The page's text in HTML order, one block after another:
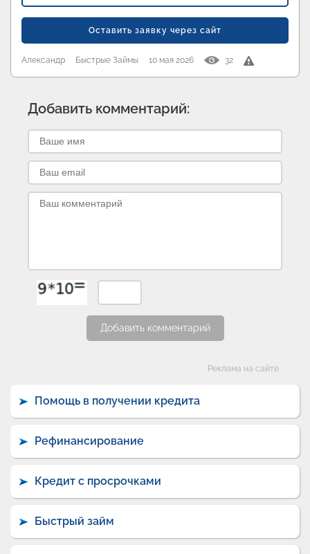
Оставить заявку через сайт
Александр Быстрые Займы 10 мая 2026 32
Добавить комментарий:
Добавить комментарий
Реклама на сайте
Помощь в получении кредита
Рефинансирование
Кредит с просрочками
Быстрый займ